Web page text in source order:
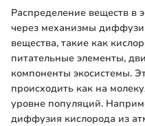
Распределение веществ в
через механизмы
вещества, такие как
питательные элементы,
компоненты экосистемы.
происходить как на
уровне популяций.
диффузия кислорода из